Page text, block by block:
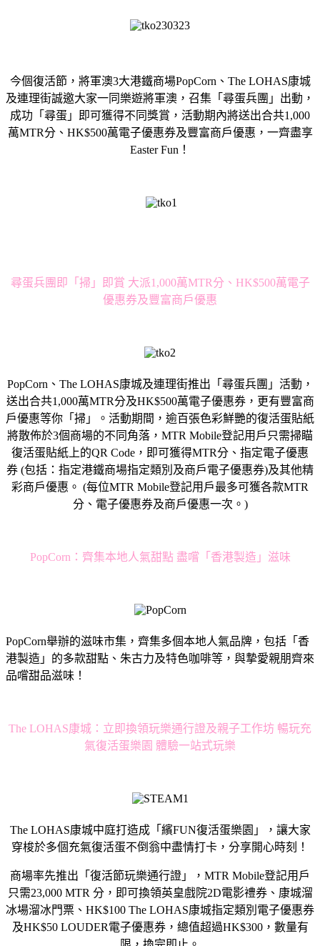
今個復活節，將軍澳3大港鐵商場PopCorn、The LOHAS康城
及連理街誠邀大家一同樂遊將軍澳，召集「尋蛋兵團」出動，
成功「尋蛋」即可獲得不同獎賞，活動期內將送出合共1,000
萬MTR分、HK$500萬電子優惠券及豐富商戶優惠，一齊盡享
Easter Fun！
尋蛋兵團即「掃」即賞 大派1,000萬MTR分、HK$500萬電子
優惠券及豐富商戶優惠
PopCorn、The LOHAS康城及連理街推出「尋蛋兵團」活動，
送出合共1,000萬MTR分及HK$500萬電子優惠券，更有豐富商
戶優惠等你「掃」。活動期間，逾百張色彩鮮艷的復活蛋貼紙
將散佈於3個商場的不同角落，MTR Mobile登記用戶只需掃瞄
復活蛋貼紙上的QR Code，即可獲得MTR分、指定電子優惠
券 (包括：指定港鐵商場指定類別及商戶電子優惠券)及其他精
彩商戶優惠。 (每位MTR Mobile登記用戶最多可獲各款MTR
分、電子優惠券及商戶優惠一次。)
PopCorn：齊集本地人氣甜點 盡嚐「香港製造」滋味
PopCorn舉辦的滋味市集，齊集多個本地人氣品牌，包括「香
港製造」的多款甜點、朱古力及特色咖啡等，與摯愛親朋齊來
品嚐甜品滋味！
The LOHAS康城：立即換領玩樂通行證及親子工作坊 暢玩充
氣復活蛋樂園 體驗一站式玩樂
The LOHAS康城中庭打造成「繽FUN復活蛋樂園」，讓大家
穿梭於多個充氣復活蛋不倒翁中盡情打卡，分享開心時刻！
商場率先推出「復活節玩樂通行證」，MTR Mobile登記用戶
只需23,000 MTR 分，即可換領英皇戲院2D電影禮券、康城溜
冰場溜冰門票、HK$100 The LOHAS康城指定類別電子優惠券
及HK$50 LOUDER電子優惠券，總值超過HK$300，數量有